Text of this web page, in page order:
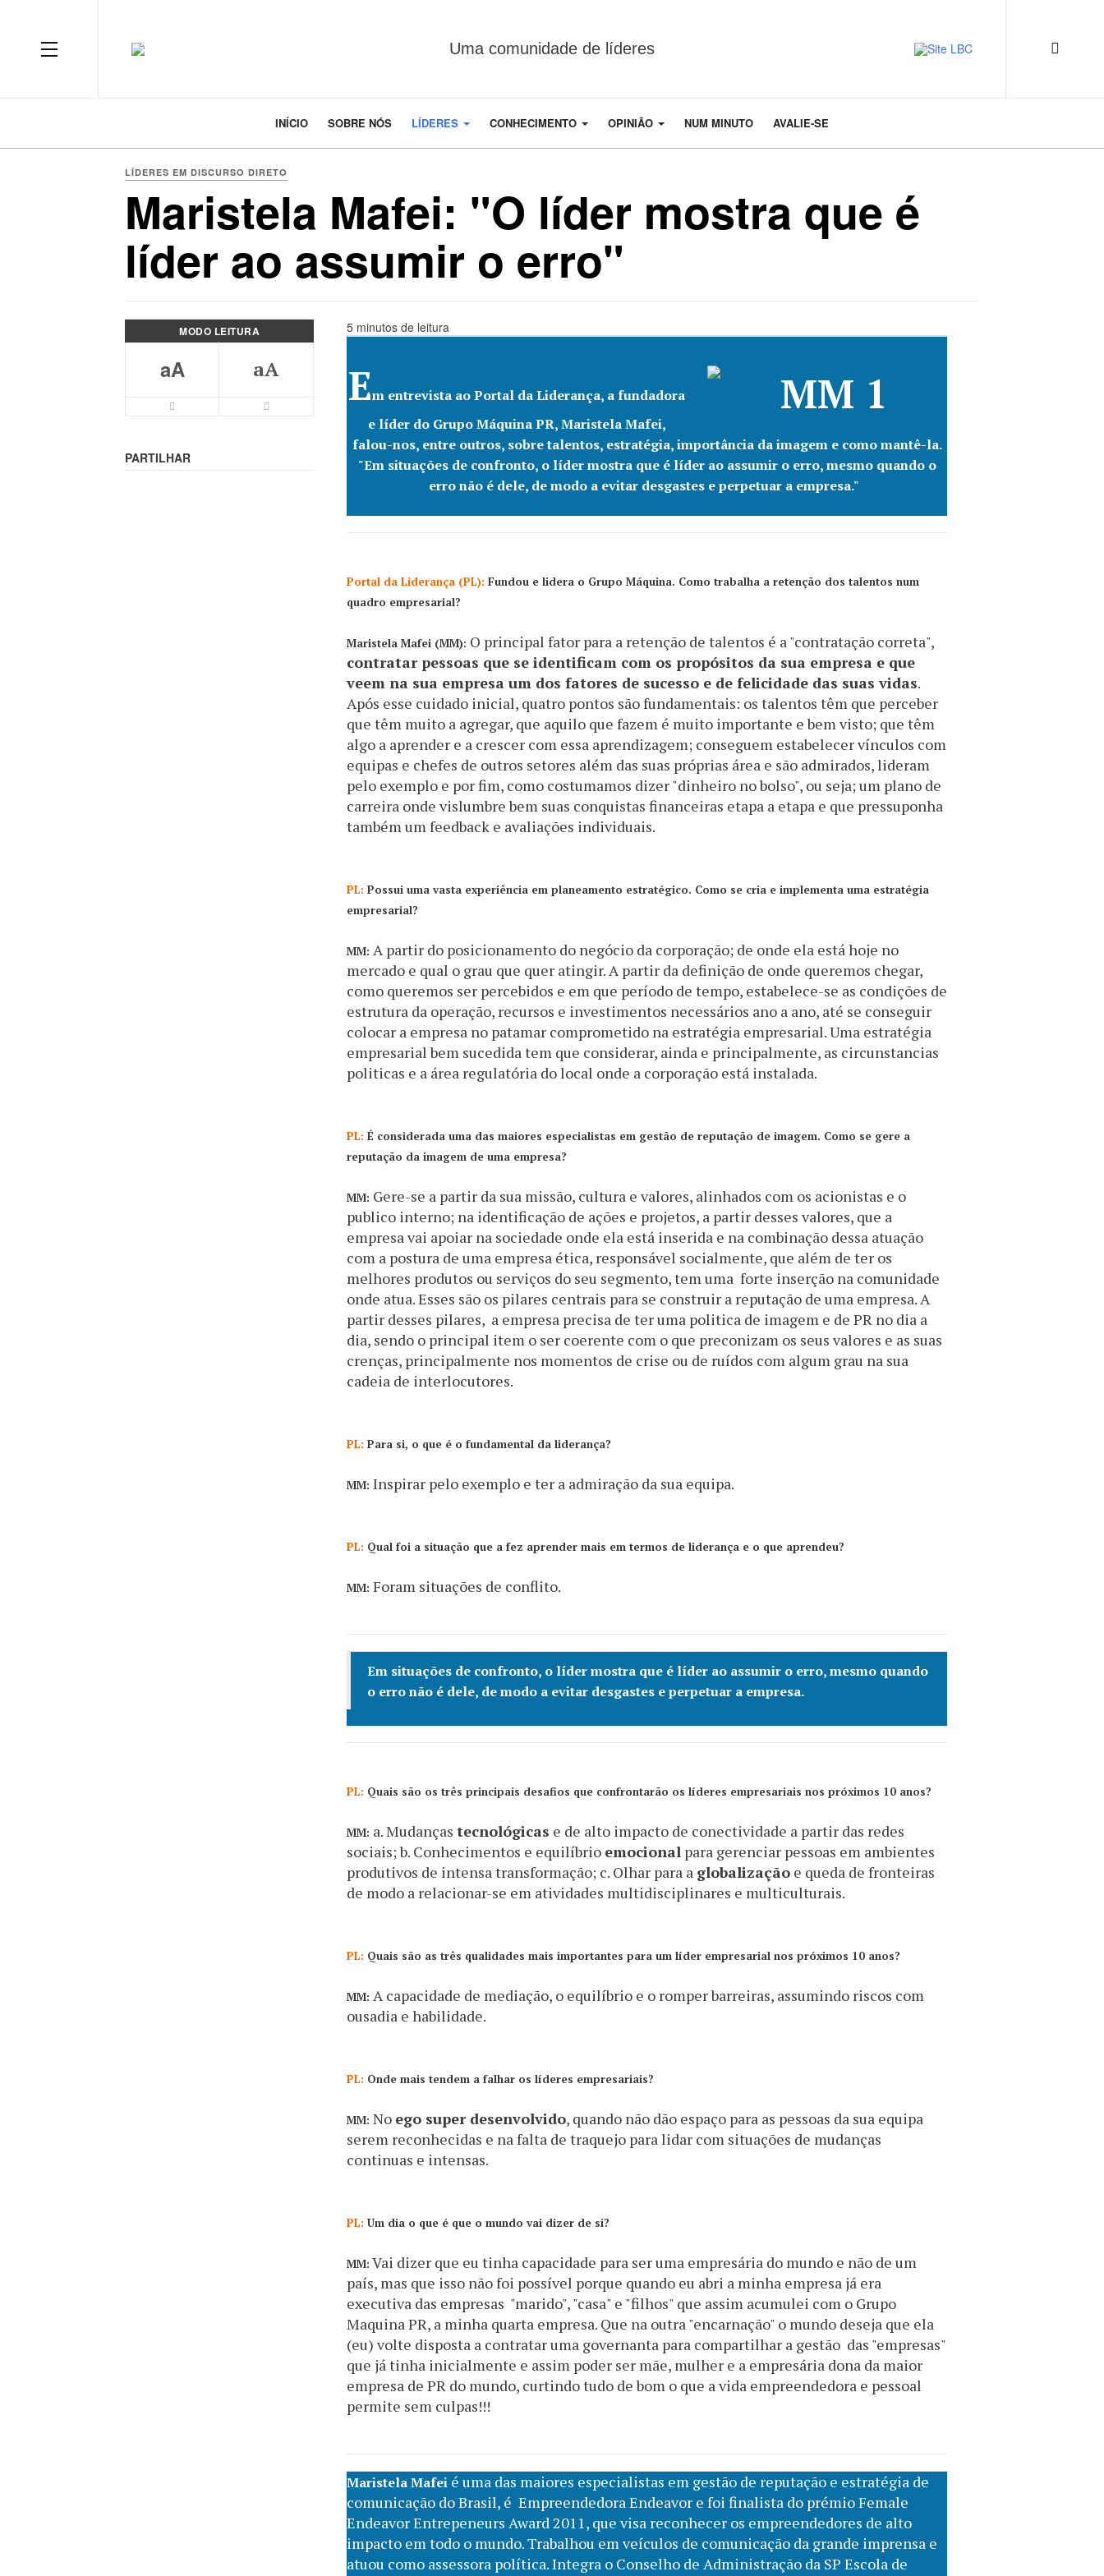
Uma comunidade de líderes
INÍCIO SOBRE NÓS LÍDERES CONHECIMENTO OPINIÃO NUM MINUTO AVALIE-SE
LÍDERES EM DISCURSO DIRETO
Maristela Mafei: "O líder mostra que é
líder ao assumir o erro"
MODO LEITURA
aA aA
PARTILHAR
5 minutos de leitura
Em entrevista ao Portal da Liderança, a fundadora
e líder do Grupo Máquina PR, Maristela Mafei,
falou-nos, entre outros, sobre talentos, estratégia, importância da imagem e como mantê-la.
"Em situações de confronto, o líder mostra que é líder ao assumir o erro, mesmo quando o
erro não é dele, de modo a evitar desgastes e perpetuar a empresa."
Portal da Liderança (PL): Fundou e lidera o Grupo Máquina. Como trabalha a retenção dos talentos num
quadro empresarial?
Maristela Mafei (MM): O principal fator para a retenção de talentos é a "contratação correta",
contratar pessoas que se identificam com os propósitos da sua empresa e que
veem na sua empresa um dos fatores de sucesso e de felicidade das suas vidas.
Após esse cuidado inicial, quatro pontos são fundamentais: os talentos têm que perceber
que têm muito a agregar, que aquilo que fazem é muito importante e bem visto; que têm
algo a aprender e a crescer com essa aprendizagem; conseguem estabelecer vínculos com
equipas e chefes de outros setores além das suas próprias área e são admirados, lideram
pelo exemplo e por fim, como costumamos dizer "dinheiro no bolso", ou seja; um plano de
carreira onde vislumbre bem suas conquistas financeiras etapa a etapa e que pressuponha
também um feedback e avaliações individuais.
PL: Possui uma vasta experiência em planeamento estratégico. Como se cria e implementa uma estratégia
empresarial?
MM: A partir do posicionamento do negócio da corporação; de onde ela está hoje no
mercado e qual o grau que quer atingir. A partir da definição de onde queremos chegar,
como queremos ser percebidos e em que período de tempo, estabelece-se as condições de
estrutura da operação, recursos e investimentos necessários ano a ano, até se conseguir
colocar a empresa no patamar comprometido na estratégia empresarial. Uma estratégia
empresarial bem sucedida tem que considerar, ainda e principalmente, as circunstancias
politicas e a área regulatória do local onde a corporação está instalada.
PL: É considerada uma das maiores especialistas em gestão de reputação de imagem. Como se gere a
reputação da imagem de uma empresa?
MM: Gere-se a partir da sua missão, cultura e valores, alinhados com os acionistas e o
publico interno; na identificação de ações e projetos, a partir desses valores, que a
empresa vai apoiar na sociedade onde ela está inserida e na combinação dessa atuação
com a postura de uma empresa ética, responsável socialmente, que além de ter os
melhores produtos ou serviços do seu segmento, tem uma forte inserção na comunidade
onde atua. Esses são os pilares centrais para se construir a reputação de uma empresa. A
partir desses pilares, a empresa precisa de ter uma politica de imagem e de PR no dia a
dia, sendo o principal item o ser coerente com o que preconizam os seus valores e as suas
crenças, principalmente nos momentos de crise ou de ruídos com algum grau na sua
cadeia de interlocutores.
PL: Para si, o que é o fundamental da liderança?
MM: Inspirar pelo exemplo e ter a admiração da sua equipa.
PL: Qual foi a situação que a fez aprender mais em termos de liderança e o que aprendeu?
MM: Foram situações de conflito.
Em situações de confronto, o líder mostra que é líder ao assumir o erro, mesmo quando
o erro não é dele, de modo a evitar desgastes e perpetuar a empresa.
PL: Quais são os três principais desafios que confrontarão os líderes empresariais nos próximos 10 anos?
MM: a. Mudanças tecnológicas e de alto impacto de conectividade a partir das redes
sociais; b. Conhecimentos e equilíbrio emocional para gerenciar pessoas em ambientes
produtivos de intensa transformação; c. Olhar para a globalização e queda de fronteiras
de modo a relacionar-se em atividades multidisciplinares e multiculturais.
PL: Quais são as três qualidades mais importantes para um líder empresarial nos próximos 10 anos?
MM: A capacidade de mediação, o equilíbrio e o romper barreiras, assumindo riscos com
ousadia e habilidade.
PL: Onde mais tendem a falhar os líderes empresariais?
MM: No ego super desenvolvido, quando não dão espaço para as pessoas da sua equipa
serem reconhecidas e na falta de traquejo para lidar com situações de mudanças
continuas e intensas.
PL: Um dia o que é que o mundo vai dizer de si?
MM: Vai dizer que eu tinha capacidade para ser uma empresária do mundo e não de um
país, mas que isso não foi possível porque quando eu abri a minha empresa já era
executiva das empresas "marido", "casa" e "filhos" que assim acumulei com o Grupo
Maquina PR, a minha quarta empresa. Que na outra "encarnação" o mundo deseja que ela
(eu) volte disposta a contratar uma governanta para compartilhar a gestão das "empresas"
que já tinha inicialmente e assim poder ser mãe, mulher e a empresária dona da maior
empresa de PR do mundo, curtindo tudo de bom o que a vida empreendedora e pessoal
permite sem culpas!!!
Maristela Mafei é uma das maiores especialistas em gestão de reputação e estratégia de
comunicação do Brasil, é Empreendedora Endeavor e foi finalista do prémio Female
Endeavor Entrepeneurs Award 2011, que visa reconhecer os empreendedores de alto
impacto em todo o mundo. Trabalhou em veículos de comunicação da grande imprensa e
atuou como assessora política. Integra o Conselho de Administração da SP Escola de